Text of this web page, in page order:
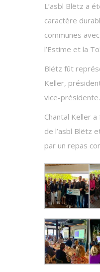
L’asbl Blëtz a
caractère
communes
l’Estime et la
Blëtz fût
Keller,
vice-présidente.
Chantal Keller
de l’asbl Blëtz
par un repas